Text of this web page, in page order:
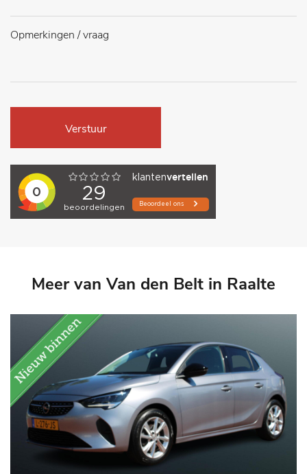
Verstuur
Meer van Van den Belt in Raalte